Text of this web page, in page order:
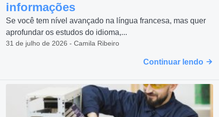
informações
Se você tem nível avançado na língua francesa, mas quer
aprofundar os estudos do idioma,...
31 de julho de 2026 - Camila Ribeiro
Continuar lendo